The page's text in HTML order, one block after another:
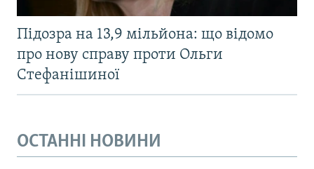
Підозра на 13,9 мільйона: що відомо
про нову справу проти Ольги
Стефанішиної
ОСТАННІ НОВИНИ